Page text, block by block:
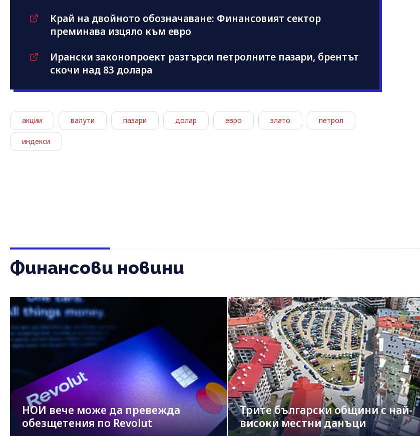
Край на двойното обозначаване: Финансовият сектор
преминава изцяло към евро
Ирански законопроект разтърси петролните пазари, брентът
скочи над 83 долара
акции валути пазари долар евро злато петрол
индекси
Финансови новини
НОИ вече може да превежда
обезщетения по Revolut
Трите български общини с най-
високи местни данъци